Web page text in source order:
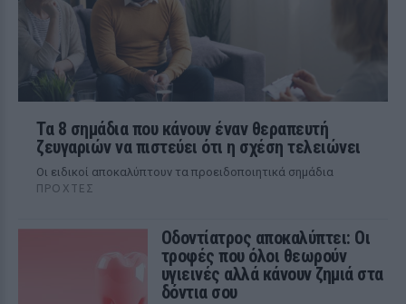
Τα 8 σημάδια που κάνουν έναν θεραπευτή
ζευγαριών να πιστεύει ότι η σχέση τελειώνει
Οι ειδικοί αποκαλύπτουν τα προειδοποιητικά σημάδια
ΠΡΟΧΤΈΣ
Οδοντίατρος αποκαλύπτει: Οι
τροφές που όλοι θεωρούν
υγιεινές αλλά κάνουν ζημιά στα
δόντια σου